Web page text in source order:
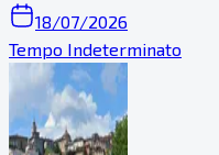
18/07/2026
Tempo Indeterminato